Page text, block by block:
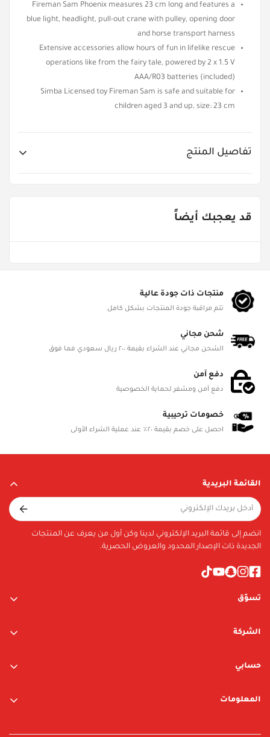
Fireman Sam Phoenix measures 23 cm long and features a
blue light, headlight, pull-out crane with pulley, opening door
and horse transport harness
Extensive accessories allow hours of fun in lifelike rescue
operations like from the fairy tale, powered by 2 x 1.5 V
AAA/R03 batteries (included)
Simba Licensed toy Fireman Sam is safe and suitable for
children aged 3 and up, size: 23 cm
تفاصيل المنتج
L 30cm, W 15cm, H 20cm
Battery Status
Battery Details
Material
TBA
قد يعجبك أيضاً
منتجات ذات جودة عالية
تتم مراقبة جودة المنتجات بشكل كامل
شحن مجاني
الشحن مجاني عند الشراء بقيمة ٢٠٠ ريال سعودي فما فوق
دفع آمن
دفع آمن ومشفر لحماية الخصوصية
خصومات ترحيبية
احصل على خصم بقيمة ٢٠٪ عند عملية الشراء الأولى
تسوّق
متجر نيوبوي
العلامات التجارية
الشركة
حسابي
المعلومات
القائمة البريدية
انضم إلى قائمة البريد الإلكتروني لدينا وكن أول من يعرف عن المنتجات
الجديدة ذات الإصدار المحدود والعروض الحصرية.